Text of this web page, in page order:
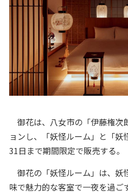
御花は、八女市の「伊藤権次
ョンし、「妖怪ルーム」と「妖
31日まで期間限定で販売する。
御花の「妖怪ルーム」は、妖
味で魅力的な客室で一夜を過ご